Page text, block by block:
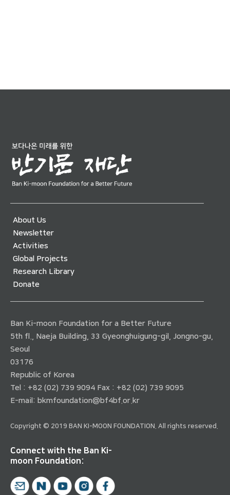
About Us
Newsletter
Activities
Global Projects
Research Library
Donate
Ban Ki-moon Foundation for a Better Future
5th fl., Naeja Building, 33 Gyeonghuigung-gil, Jongno-gu,
Seoul
03176
Republic of Korea
Tel : +82 (02) 739 9094 Fax : +82 (02) 739 9095
E-mail: bkmfoundation@bf4bf.or.kr
Copyright © 2019 BAN KI-MOON FOUNDATION. All rights reserved.
Connect with the Ban Ki-
moon Foundation: